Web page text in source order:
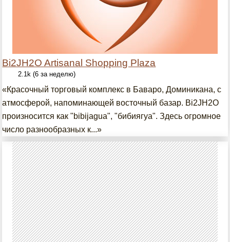
Bi2JH2O Artisanal Shopping Plaza
2.1k (6 за неделю)
«Красочный торговый комплекс в Баваро, Доминикана, с
атмосферой, напоминающей восточный базар. Bi2JH2O
произносится как "bibijagua", "бибиягуа". Здесь огромное
число разнообразных к...»